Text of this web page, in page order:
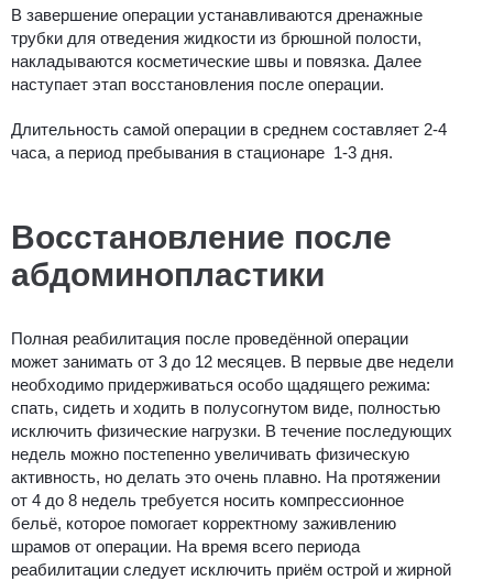
В завершение операции устанавливаются дренажные
трубки для отведения жидкости из брюшной полости,
накладываются косметические швы и повязка. Далее
наступает этап восстановления после операции.
Длительность самой операции в среднем составляет 2-4
часа, а период пребывания в стационаре 1-3 дня.
Восстановление после
абдоминопластики
Полная реабилитация после проведённой операции
может занимать от 3 до 12 месяцев. В первые две недели
необходимо придерживаться особо щадящего режима:
спать, сидеть и ходить в полусогнутом виде, полностью
исключить физические нагрузки. В течение последующих
недель можно постепенно увеличивать физическую
активность, но делать это очень плавно. На протяжении
от 4 до 8 недель требуется носить компрессионное
бельё, которое помогает корректному заживлению
шрамов от операции. На время всего периода
реабилитации следует исключить приём острой и жирной